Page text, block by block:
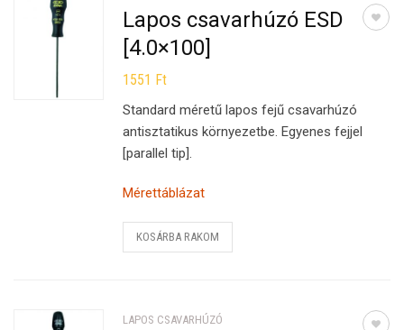
Lapos csavarhúzó ESD
[4.0×100]
1551 Ft
Standard méretű lapos fejű csavarhúzó
antisztatikus környezetbe. Egyenes fejjel
[parallel tip].
Mérettáblázat
KOSÁRBA RAKOM
LAPOS CSAVARHÚZÓ